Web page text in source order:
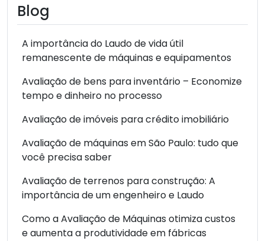
Blog
A importância do Laudo de vida útil
remanescente de máquinas e equipamentos
Avaliação de bens para inventário – Economize
tempo e dinheiro no processo
Avaliação de imóveis para crédito imobiliário
Avaliação de máquinas em São Paulo: tudo que
você precisa saber
Avaliação de terrenos para construção: A
importância de um engenheiro e Laudo
Como a Avaliação de Máquinas otimiza custos
e aumenta a produtividade em fábricas